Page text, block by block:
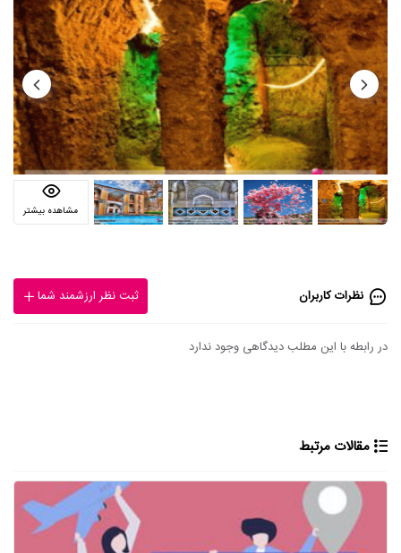
مشاهده بیشتر
نظرات کاربران ثبت نظر ارزشمند شما
در رابطه با این مطلب دیدگاهی وجود ندارد
مقالات مرتبط